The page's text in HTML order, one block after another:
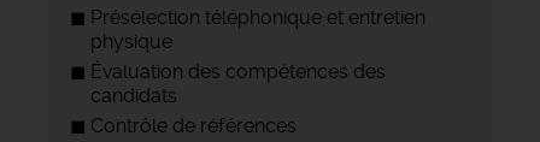
Présélection téléphonique et entretien
physique
Évaluation des compétences des
candidats
Contrôle de références